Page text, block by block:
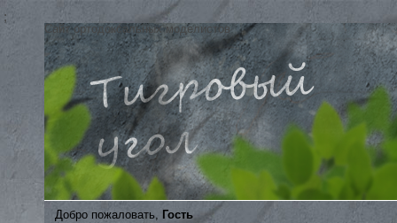
;
Сайт ортодоксальных моделистов
Добро пожаловать, Гость